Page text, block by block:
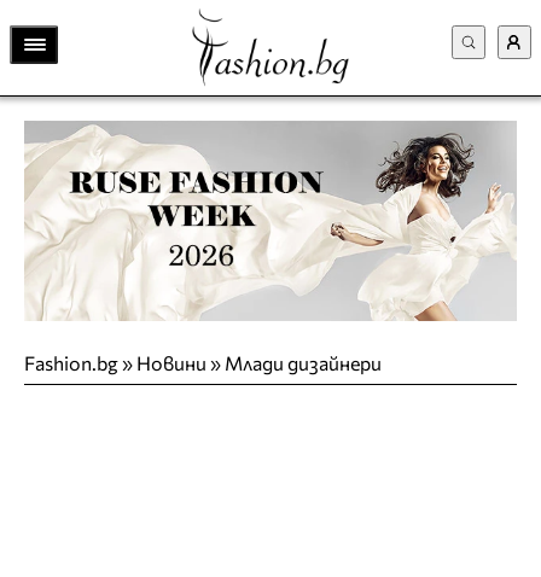
Fashion.bg» Новини » Млади дизайнери